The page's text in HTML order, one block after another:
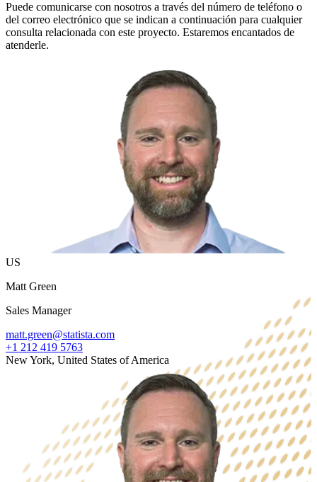
Puede comunicarse con nosotros a través del número de teléfono o
del correo electrónico que se indican a continuación para cualquier
consulta relacionada con este proyecto. Estaremos encantados de
atenderle.
US
Matt Green
Sales Manager
matt.green@statista.com
+1 212 419 5763
New York, United States of America